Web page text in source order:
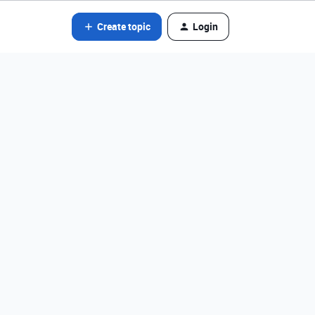
Create topic Login